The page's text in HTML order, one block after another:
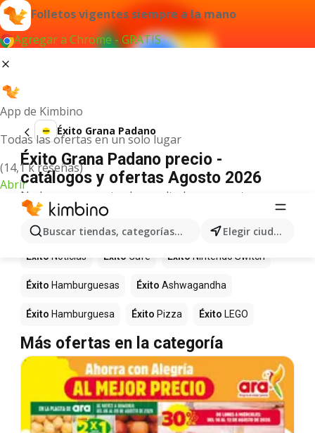
Folletos vigentes siempre a la mano
Agregar a Chrome - GRATIS
App de Kimbino
Todas las ofertas en un solo lugar
(14,1 k reseñas)
Abrir
Buscar tiendas, categorías, productos... Elegir ciudad
Éxito Grana Padano
Éxito Grana Padano precio -
catálogos y ofertas Agosto 2026
No hemos encontrado resultados para este
término.
Más productos en tiendas Éxito
Éxito Noticias Éxito Café Éxito Nintendo Switch
Éxito Hamburguesas Éxito Ashwagandha
Éxito Hamburguesa Éxito Pizza Éxito LEGO
Más ofertas en la categoría